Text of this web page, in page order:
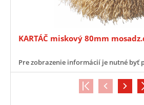
KARTÁČ miskový 80mm
Pre zobrazenie informácií je nutné byť